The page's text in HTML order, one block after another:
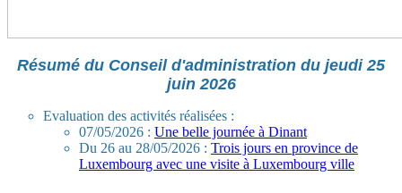
Résumé du Conseil d'administration du jeudi 25
juin 2026
Evaluation des activités réalisées :
07/05/2026 : Une belle journée à Dinant
Du 26 au 28/05/2026 : Trois jours en province de
Luxembourg avec une visite à Luxembourg ville